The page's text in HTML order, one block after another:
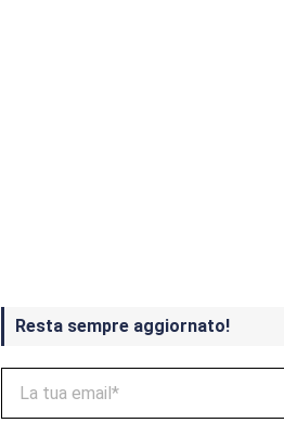
Resta sempre aggiornato!